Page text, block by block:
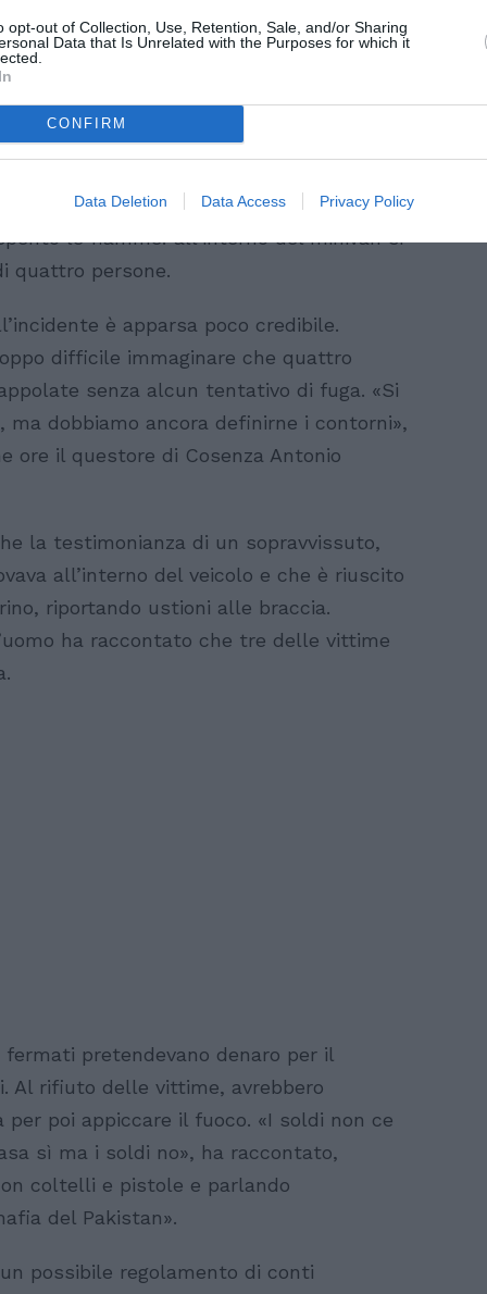
opt-out of Collection, Use, Retention, Sale, and/or Sharing
Data that Is Unrelated with the Purposes for which it
CONFIRM
Data Deletion Data Access Privacy Policy
dopo essere stati rintracciati a Villapiana.
avere avuto un ruolo diretto
poco dopo le 13. I vigili del fuoco,
quello che sembrava un incendio ad
di carburante, hanno fatto una scoperta
le fiamme: all’interno del minivan si
quattro persone.
è apparsa poco credibile.
difficile immaginare che quattro
senza alcun tentativo di fuga. «Si
dobbiamo ancora definirne i contorni»,
ore il questore di Cosenza Antonio
la testimonianza di un sopravvissuto,
all’interno del veicolo e che è riuscito
riportando ustioni alle braccia.
ha raccontato che tre delle vittime
pretendevano denaro per il
Al rifiuto delle vittime, avrebbero
per poi appiccare il fuoco. «I soldi non ce
sì ma i soldi no», ha raccontato,
coltelli e pistole e parlando
del Pakistan».
possibile regolamento di conti